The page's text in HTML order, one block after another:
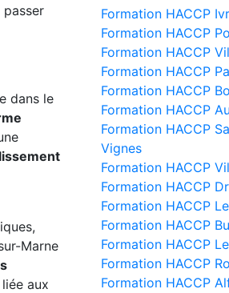
dans le
Marne
aux
Formation HACCP
Formation HACCP
Formation HACCP
Formation HACCP
Formation HACCP
Formation HACCP
Formation HACCP
Vignes
Formation HACCP
Formation HACCP
Formation HACCP
Formation HACCP
Formation HACCP
Formation HACCP
Formation HACCP